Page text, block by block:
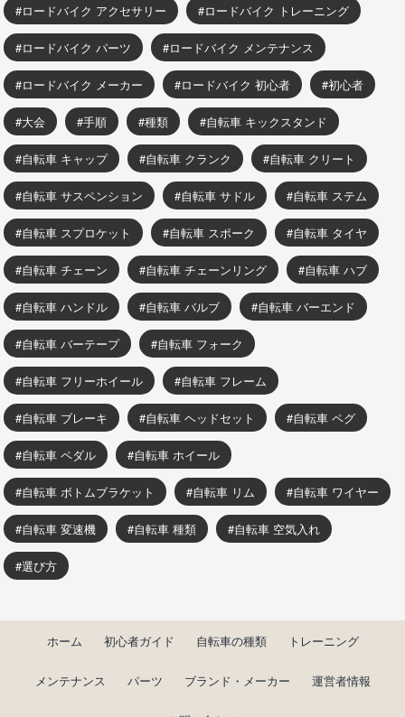
ロードバイク アクセサリー ロードバイク トレーニング
ロードバイク パーツ ロードバイク メンテナンス
ロードバイク メーカー ロードバイク 初心者 初心者
大会 手順 種類 自転車 キックスタンド
自転車 キャップ 自転車 クランク 自転車 クリート
自転車 サスペンション 自転車 サドル 自転車 ステム
自転車 スプロケット 自転車 スポーク 自転車 タイヤ
自転車 チェーン 自転車 チェーンリング 自転車 ハブ
自転車 ハンドル 自転車 バルブ 自転車 バーエンド
自転車 バーテープ 自転車 フォーク
自転車 フリーホイール 自転車 フレーム
自転車 ブレーキ 自転車 ヘッドセット 自転車 ペグ
自転車 ペダル 自転車 ホイール
自転車 ボトムブラケット 自転車 リム 自転車 ワイヤー
自転車 変速機 自転車 種類 自転車 空気入れ
選び方
ホーム 初心者ガイド 自転車の種類 トレーニング
メンテナンス パーツ ブランド・メーカー 運営者情報